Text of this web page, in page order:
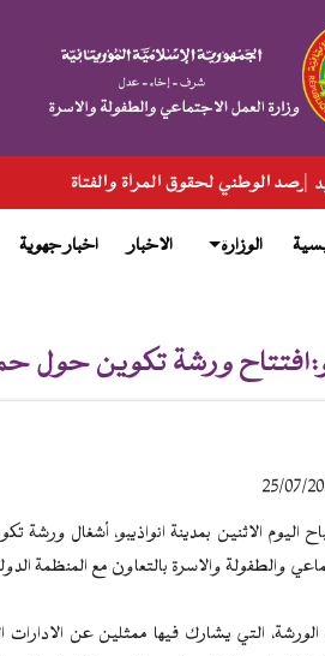
الوزارة الاخبار اخبار جهوية
ورشة تكوين حول
اليوم الاثنين بمدينة انواذيبو، أشغال
والطفولة والاسرة بالتعاون مع المنظمة
التي يشارك فيها ممثلين عن الادارات